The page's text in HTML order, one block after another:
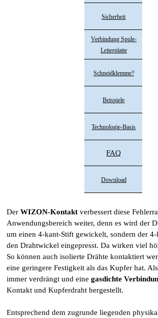
Sicherheit
Verbindung Spule-
Leiterplatte
Schneidklemme?
Beispiele
Technologie-Basis
FAQ
Download
Der WIZON-Kontakt verbessert diese
Anwendungsbereich weiter, denn es wird der
um einen 4-kant-Stift gewickelt, sondern der
den Drahtwickel eingepresst. Da wirken viel
So können auch isolierte Drähte kontaktiert
eine geringere Festigkeit als das Kupfer hat.
immer verdrängt und eine gasdichte
Kontakt und Kupferdraht hergestellt.
Entsprechend dem zugrunde liegenden